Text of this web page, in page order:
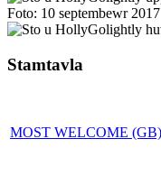
Foto: 10 septembewr 2017
Stamtavla
MOST WELCOME (GB)